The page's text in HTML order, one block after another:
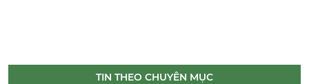
TIN THEO CHUYÊN MỤC